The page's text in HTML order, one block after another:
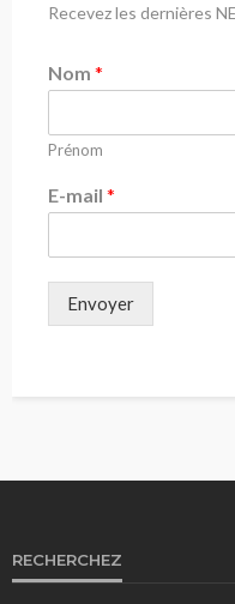
Recevez les dernières
Nom *
Prénom
E-mail *
Envoyer
RECHERCHEZ